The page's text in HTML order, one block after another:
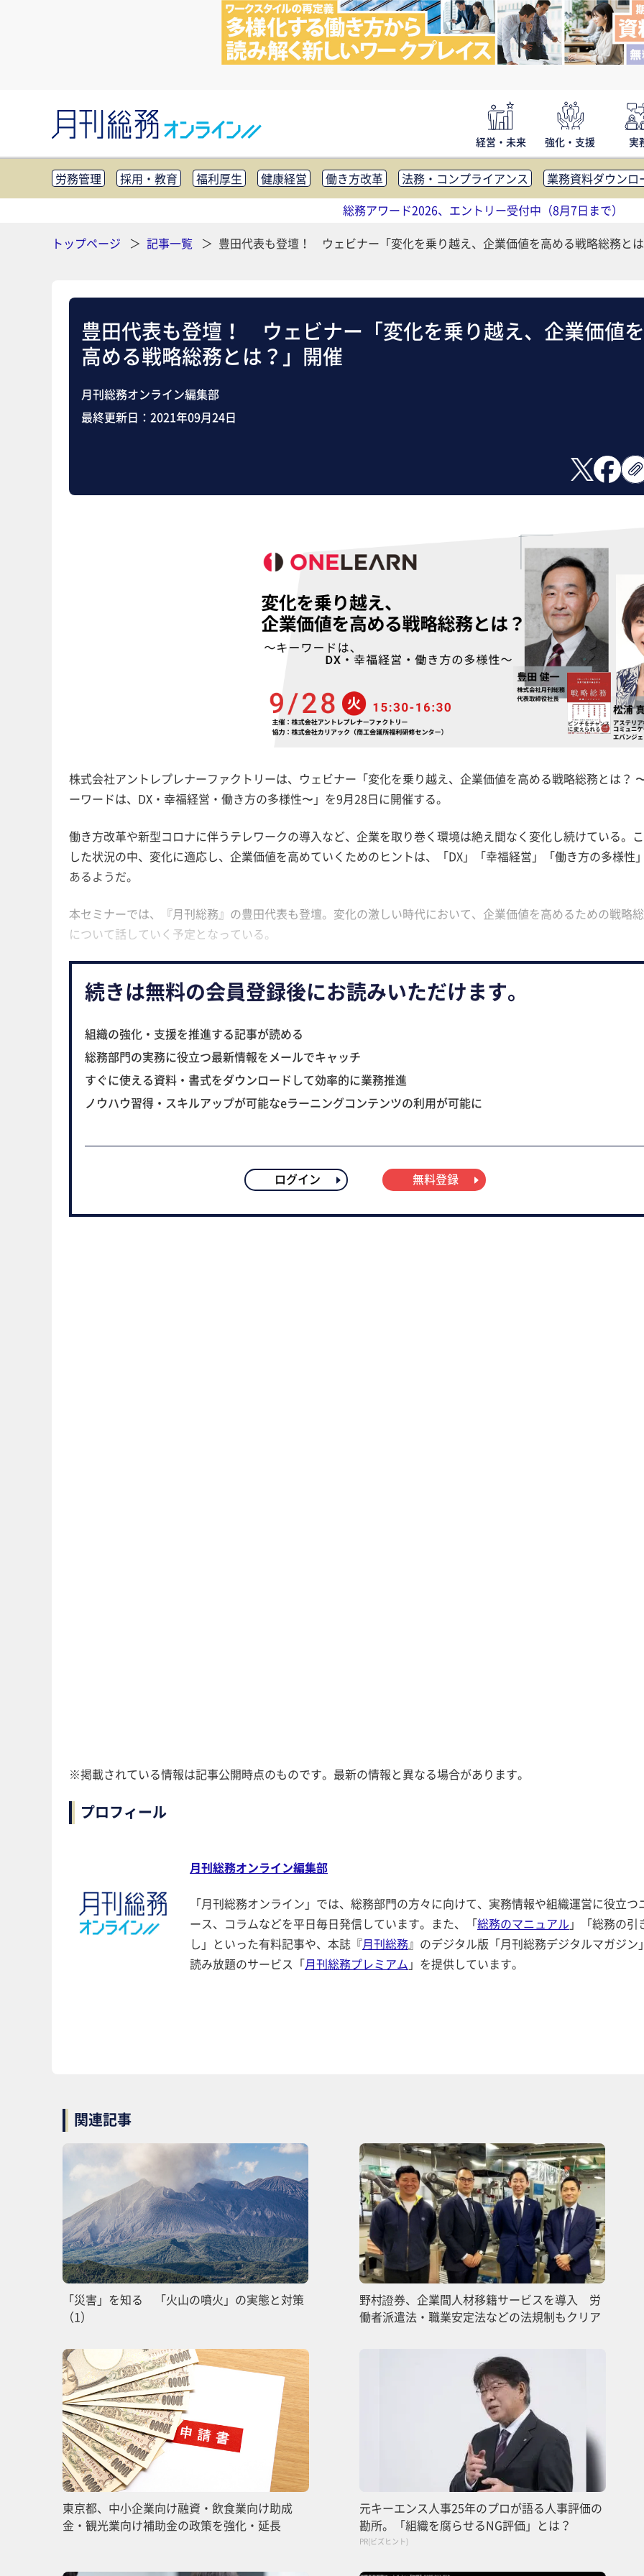
経営・未来 強化・支援 実
労務管理 採用・教育 福利厚生 健康経営 働き方改革 法務・コンプライアンス
業務資料ダウンロ
知財管理
リスクマネジメント・BCP 社外・社内広報 社外・社内コミュニケーション活性化
FM・オフ
助成金・補助金・コスト削減 アウトソーシング・BPO
調査・レ
総務アワード2026、エントリー受付中（8月7日まで）
トップページ
記事一覧 豊田代表も登壇！ ウェビナー「変化を乗り越え、企業価値を高める戦略総務と
豊田代表も登壇！ ウェビナー「変化を乗り越え、企業価値を
高める戦略総務とは？」開催
月刊総務オンライン編集部
最終更新日： 2021年09月24日
株式会社アントレプレナーファクトリーは、ウェビナー「変化を乗り越え、企業価値を高める戦略総務とは？
ーワードは、DX・幸福経営・働き方の多様性〜」を9月28日に開催する。
働き方改革や新型コロナに伴うテレワークの導入など、企業を取り巻く環境は絶え間なく変化し続けている。
した状況の中、変化に適応し、企業価値を高めていくためのヒントは、「DX」「幸福経営」「働き方の多様性
あるようだ。
本セミナーでは、『月刊総務』の豊田代表も登壇。変化の激しい時代において、企業価値を高めるための戦略
について話していく予定となっている。
続きは無料の会員登録後にお読みいただけます。
組織の強化・支援を推進する記事が読める
総務部門の実務に役立つ最新情報をメールでキャッチ
すぐに使える資料・書式をダウンロードして効率的に業務推進
ノウハウ習得・スキルアップが可能なeラーニングコンテンツの利用が可能に
ログイン 無料登録
※掲載されている情報は記事公開時点のものです。最新の情報と異なる場合があります。
プロフィール
月刊総務オンライン編集部
「月刊総務オンライン」では、総務部門の方々に向けて、実務情報や組織運営に役立つ
ース、コラムなどを平日毎日発信しています。また、「総務のマニュアル 」「総務の引
し」といった有料記事や、本誌『月刊総務』のデジタル版「月刊総務デジタルマガジン
読み放題のサービス「月刊総務プレミアム 」を提供しています。
関連記事
「災害」を知る 「火山の噴火」の実態と対策
（1）
野村證券、企業間人材移籍サービスを導入 労
働者派遣法・職業安定法などの法規制もクリア
東京都、中小企業向け融資・飲食業向け助成
金・観光業向け補助金の政策を強化・延長
元キーエンス人事25年のプロが語る人事評価の
勘所。「組織を腐らせるNG評価」とは？
PR(ビズヒント)